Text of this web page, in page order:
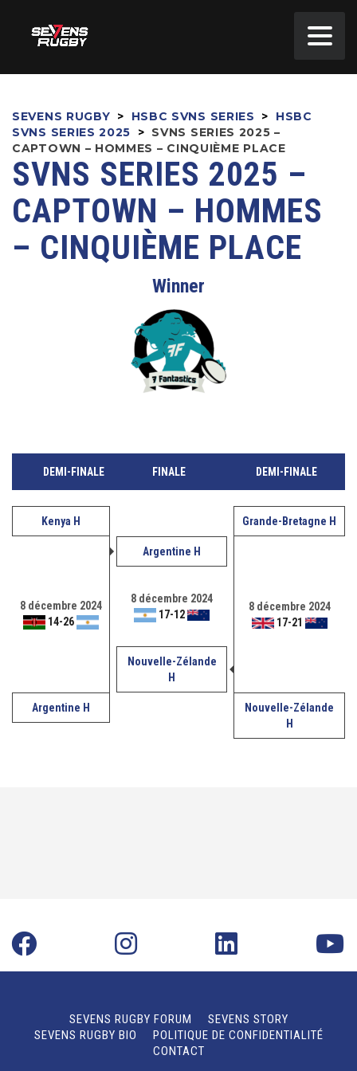
SEVENS RUGBY > HSBC SVNS SERIES >
HSBC
SVNS SERIES 2025
> SVNS SERIES 2025 –
CAPTOWN – HOMMES – CINQUIÈME PLACE
SVNS SERIES 2025 –
CAPTOWN – HOMMES
– CINQUIÈME PLACE
Winner
DEMI-FINALE FINALE DEMI-FINALE
Kenya H Grande-Bretagne H
8 décembre 2024
14-26
Argentine H
8 décembre 2024
17-21
8 décembre 2024
17-12
Nouvelle-Zélande
H
Argentine H
Nouvelle-Zélande
H
SEVENS RUGBY FORUM
SEVENS STORY
SEVENS RUGBY BIO
POLITIQUE DE CONFIDENTIALITÉ
CONTACT